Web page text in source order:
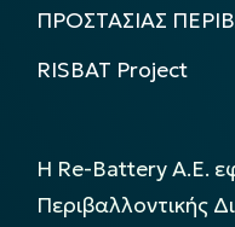
ΠΡΟΣΤΑΣΙΑΣ
RISBAT Project
Η Re-Battery Α.Ε.
Περιβαλλοντικής